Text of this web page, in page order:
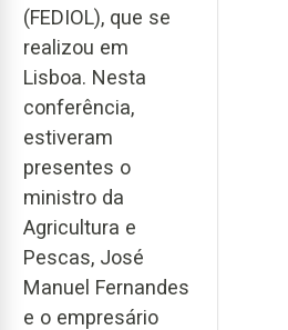
(FEDIOL), que se
realizou em
Lisboa. Nesta
conferência,
estiveram
presentes o
ministro da
Agricultura e
Pescas, José
Manuel Fernandes
e o empresário